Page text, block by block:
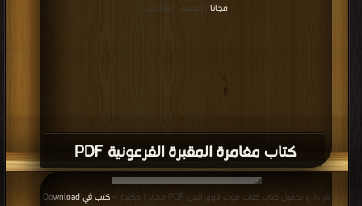
كتاب مغامرة المقبرة الفرعونية PDF
مجانا | التحميل : مرة/مرات
قراءة و تحميل كتاب كتاب موت فوق النيل PDF مجانا | مكتبة >
كتب في Download